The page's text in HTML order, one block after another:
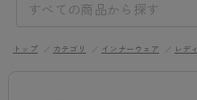
3,980円以上のご
トップ カテゴリ インナーウェア レデ